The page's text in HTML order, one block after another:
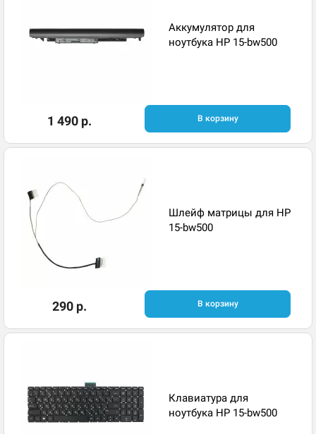
Аккумулятор для
ноутбука HP 15-bw500
1 490 р. В корзину
Шлейф матрицы для HP
15-bw500
290 р. В корзину
Клавиатура для
ноутбука HP 15-bw500